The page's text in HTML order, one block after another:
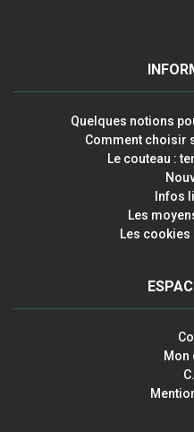
Quelques notions
Comment choisir
Le couteau :
Infos
Les
Les cookies
Mon